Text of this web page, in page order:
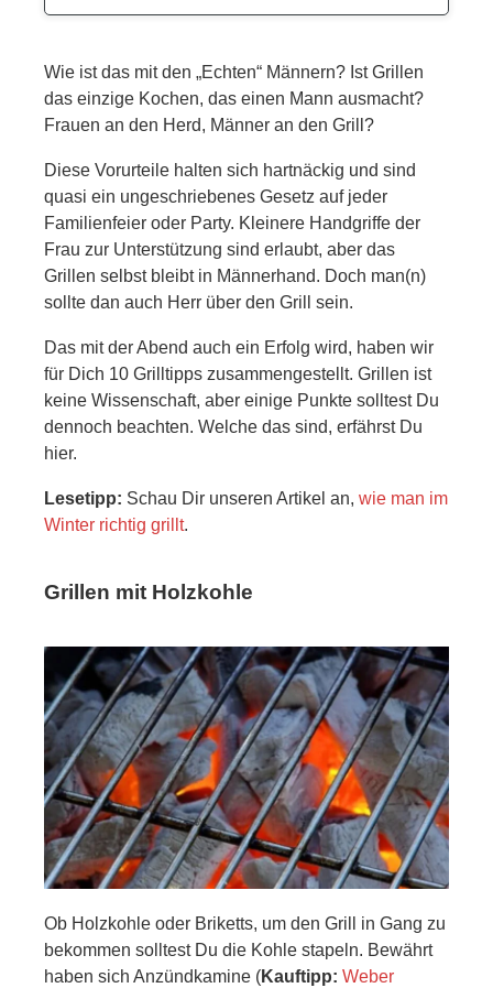
Wie ist das mit den „Echten“ Männern? Ist Grillen
das einzige Kochen, das einen Mann ausmacht?
Frauen an den Herd, Männer an den Grill?
Diese Vorurteile halten sich hartnäckig und sind
quasi ein ungeschriebenes Gesetz auf jeder
Familienfeier oder Party. Kleinere Handgriffe der
Frau zur Unterstützung sind erlaubt, aber das
Grillen selbst bleibt in Männerhand. Doch man(n)
sollte dan auch Herr über den Grill sein.
Das mit der Abend auch ein Erfolg wird, haben wir
für Dich 10 Grilltipps zusammengestellt. Grillen ist
keine Wissenschaft, aber einige Punkte solltest Du
dennoch beachten. Welche das sind, erfährst Du
hier.
Lesetipp: Schau Dir unseren Artikel an, wie man im
Winter richtig grillt.
Grillen mit Holzkohle
Ob Holzkohle oder Briketts, um den Grill in Gang zu
bekommen solltest Du die Kohle stapeln. Bewährt
haben sich Anzündkamine (Kauftipp: Weber